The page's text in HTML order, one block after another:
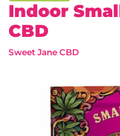
Indoor
CBD
Sweet Jane CBD